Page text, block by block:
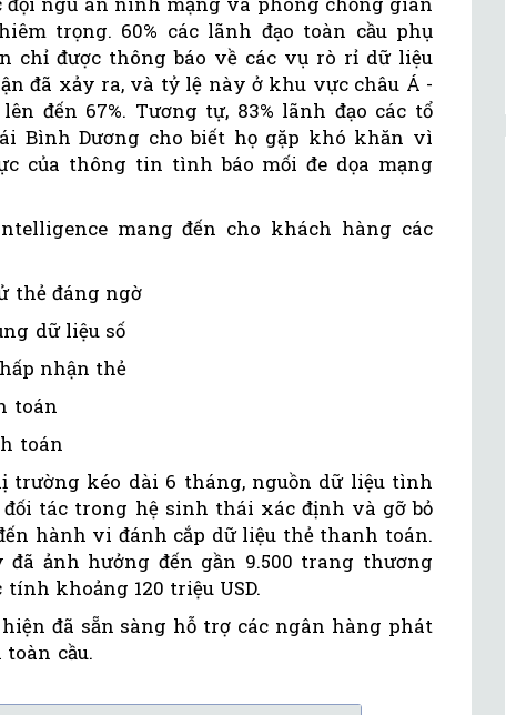
trọng. 60% các lãnh đạo toàn cầu phụ
chỉ được thông báo về các vụ rò rỉ dữ liệu
đã xảy ra, và tỷ lệ này ở khu vực châu Á -
đến 67%. Tương tự, 83% lãnh đạo các tổ
Bình Dương cho biết họ gặp khó khăn vì
của thông tin tình báo mối đe dọa mạng
mang đến cho khách hàng các
thẻ đáng ngờ
dữ liệu số
nhận thẻ
toán
toán
kéo dài 6 tháng, nguồn dữ liệu tình
đối tác trong hệ sinh thái xác định và gỡ bỏ
hành vi đánh cắp dữ liệu thẻ thanh toán.
ảnh hưởng đến gần 9.500 trang thương
khoảng 120 triệu USD.
đã sẵn sàng hỗ trợ các ngân hàng phát
cầu.